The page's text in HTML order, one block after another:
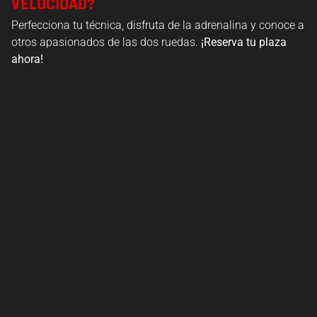
Perfecciona tu técnica, disfruta de la adrenalina y conoce a
otros apasionados de las dos ruedas. ¡Reserva tu plaza
ahora!